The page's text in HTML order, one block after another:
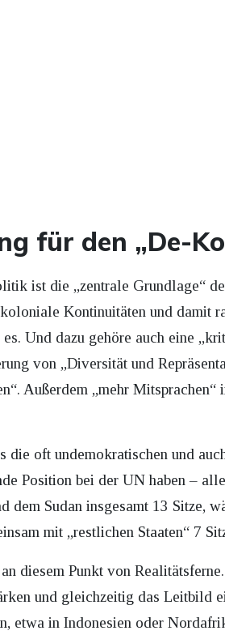
für den „De-
ist die „zentrale Grundlage“
Kontinuitäten und damit
Und dazu gehöre auch eine
von „Diversität und
Außerdem „mehr
die oft undemokratischen und
Position bei der UN haben –
Sudan insgesamt 13 Sitze,
mit „restlichen Staaten“ 7
diesem Punkt von
und gleichzeitig das Leitbild
etwa in Indonesien oder